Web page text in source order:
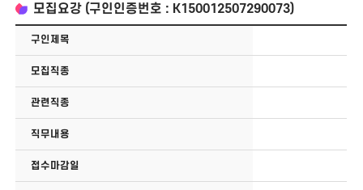
모집요강 (구인인증번호 : K150012507290073)
구인제목
모집직종
관련직종
직무내용
접수마감일